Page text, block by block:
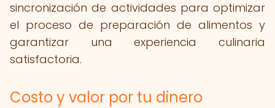
sincronización de actividades para optimizar
el proceso de preparación de alimentos y
garantizar una experiencia culinaria
satisfactoria.
Costo y valor por tu dinero